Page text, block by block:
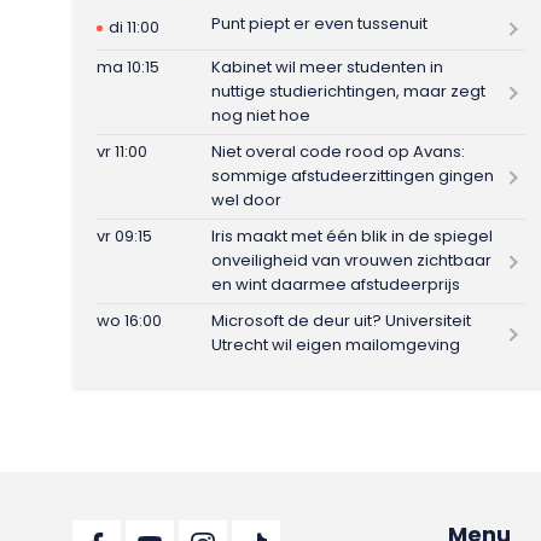
di 11:00
Punt piept er even tussenuit
ma 10:15
Kabinet wil meer studenten in
nuttige studierichtingen, maar zegt
nog niet hoe
vr 11:00
Niet overal code rood op Avans:
sommige afstudeerzittingen gingen
wel door
vr 09:15
Iris maakt met één blik in de spiegel
onveiligheid van vrouwen zichtbaar
en wint daarmee afstudeerprijs
wo 16:00
Microsoft de deur uit? Universiteit
Utrecht wil eigen mailomgeving
Menu